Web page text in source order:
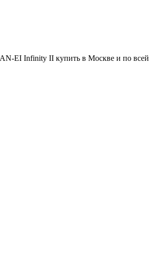
EI Infinity II купить в Москве и по